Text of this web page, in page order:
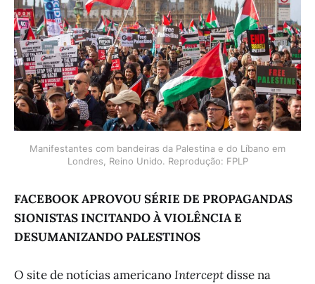
Manifestantes com bandeiras da Palestina e do Líbano em
Londres, Reino Unido. Reprodução: FPLP
FACEBOOK APROVOU SÉRIE DE PROPAGANDAS
SIONISTAS INCITANDO À VIOLÊNCIA E
DESUMANIZANDO PALESTINOS
O site de notícias americanoInterceptdisse na